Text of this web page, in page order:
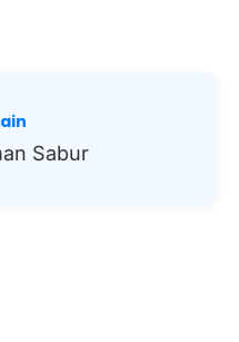
Sabur